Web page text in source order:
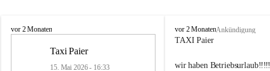
T
vor 2 Monaten
Taxi Paier
15. Mai 2026 - 16:33
T
a
i
vor 2 MonatenAnkündigung
TAXI Paier
wir haben